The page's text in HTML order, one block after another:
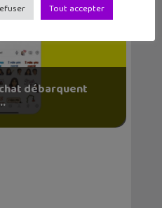
débarquent
Tout accepter